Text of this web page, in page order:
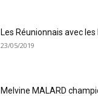
Les Réunionnais avec les
23/05/2019
Melvine MALARD